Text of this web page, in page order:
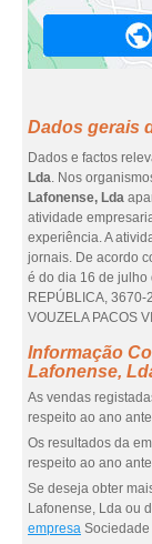
Dados gerais
Dados e factos
Lda. Nos
Lafonense, Lda
atividade
experiência. A
jornais. De acordo
é do dia 16 de julho
REPÚBLICA, 3670-
VOUZELA PACOS
Informação
Lafonense,
As vendas
respeito ao ano
Os resultados da
respeito ao ano
Se deseja obter
Lafonense, Lda ou
empresa